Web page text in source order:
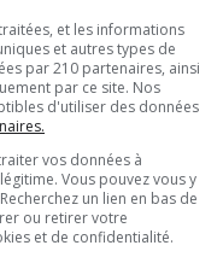
sur ce serveur.
Ambiance
et les informations
et autres types de
par 210 partenaires, ainsi
par ce site. Nos
d'utiliser des données
vos données à
Vous pouvez vous y
un lien en bas de
ou retirer votre
et de confidentialité.